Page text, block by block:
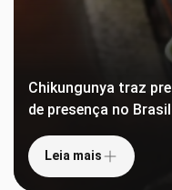
Chikungunya traz
de presença no Brasil
Leia mais